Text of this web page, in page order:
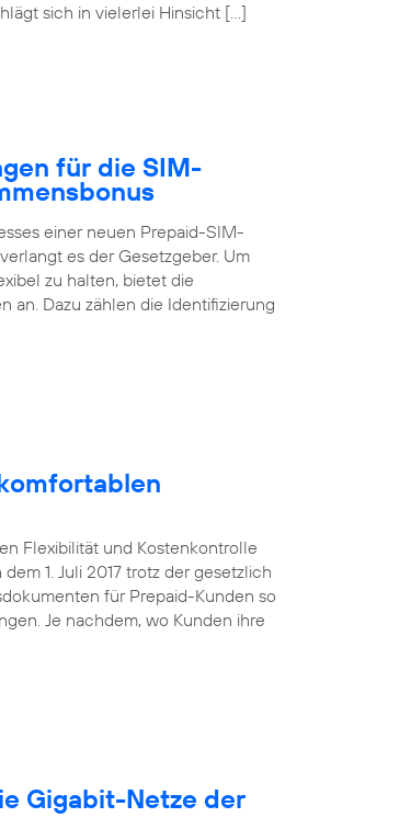
sich in vielerlei Hinsicht […]
für die SIM-
einer neuen Prepaid-SIM-
es der Gesetzgeber. Um
zu halten, bietet die
an. Dazu zählen die Identifizierung
Flexibilität und Kostenkontrolle
1. Juli 2017 trotz der gesetzlich
für Prepaid-Kunden so
Je nachdem, wo Kunden ihre
Gigabit-Netze der